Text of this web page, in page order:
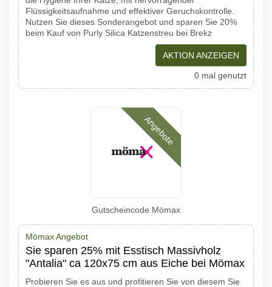
Flüssigkeitsaufnahme und effektiver Geruchskontrolle.
Nutzen Sie dieses Sonderangebot und sparen Sie 20%
beim Kauf von Purly Silica Katzenstreu bei Brekz
AKTION ANZEIGEN
0 mal genutzt
Angebote
Gutscheincode Mömax
Mömax Angebot
Sie sparen 25% mit Esstisch Massivholz
"Antalia" ca 120x75 cm aus Eiche bei Mömax
Probieren Sie es aus und profitieren Sie von diesem Sie